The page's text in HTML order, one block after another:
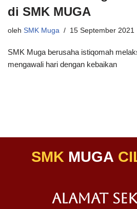
di SMK MUGA
oleh SMK Muga 15 September 2021
SMK Muga berusaha istiqomah
mengawali hari dengan kebaikan
SMK MUGA
ALAMAT